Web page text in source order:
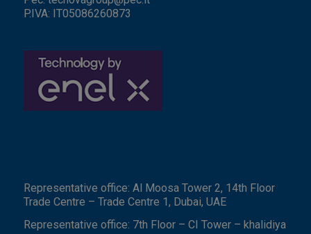
P.IVA: IT05086260873
Representative office: Al Moosa Tower 2, 14th Floor
Trade Centre – Trade Centre 1, Dubai, UAE
Representative office: 7th Floor – CI Tower – khalidiya